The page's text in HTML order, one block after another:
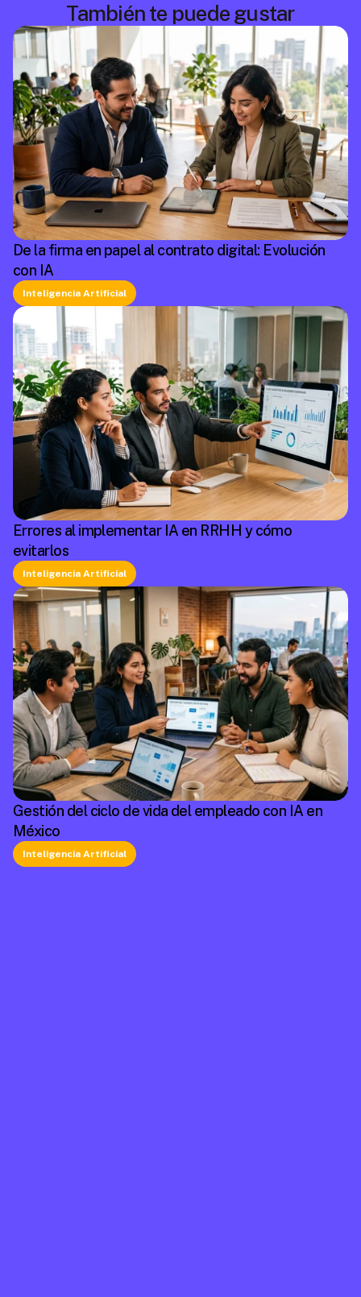
También te puede gustar
De la firma en papel al contrato digital: Evolución
con IA
Inteligencia Artificial
Errores al implementar IA en RRHH y cómo
evitarlos
Inteligencia Artificial
Gestión del ciclo de vida del empleado con IA en
México
Inteligencia Artificial